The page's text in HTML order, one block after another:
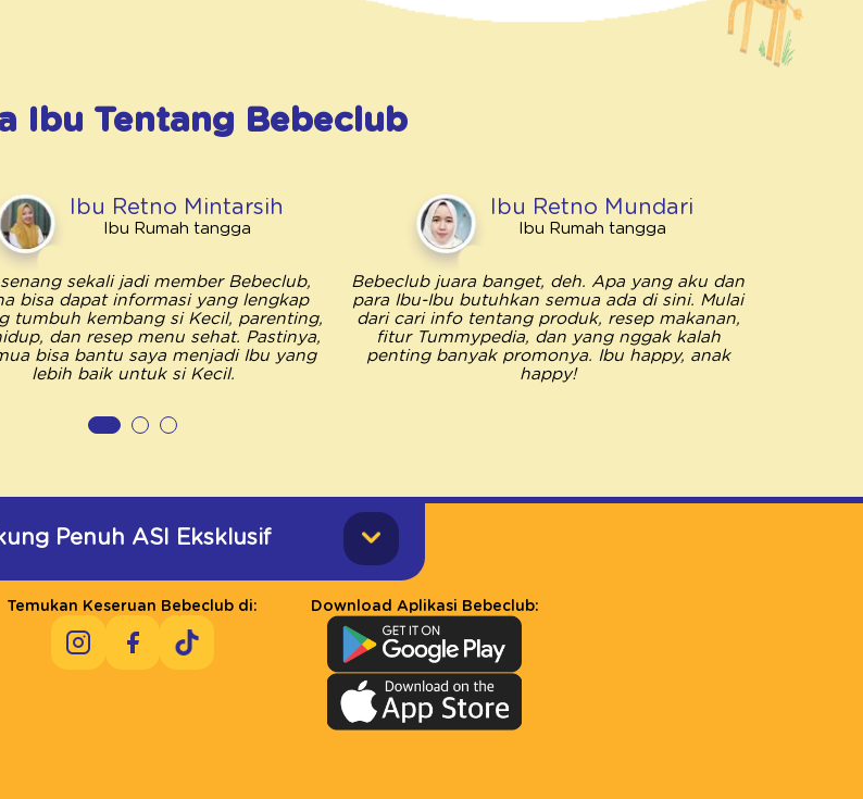
Ibu Tentang Bebeclub
Ibu Retno Mintarsih
Ibu Rumah tangga
sekali jadi member Bebeclub,
bisa dapat informasi yang lengkap
tumbuh kembang si Kecil, parenting,
dan resep menu sehat. Pastinya,
bisa bantu saya menjadi Ibu yang
lebih baik untuk si Kecil.
Ibu Retno Mundari
Ibu Rumah tangga
Bebeclub juara banget, deh. Apa yang aku dan
para Ibu-Ibu butuhkan semua ada di sini. Mulai
dari cari info tentang produk, resep makanan,
fitur Tummypedia, dan yang nggak kalah
penting banyak promonya. Ibu happy, anak
happy!
Penuh ASI Eksklusif
Temukan Keseruan Bebeclub di: Download Aplikasi Bebeclub: